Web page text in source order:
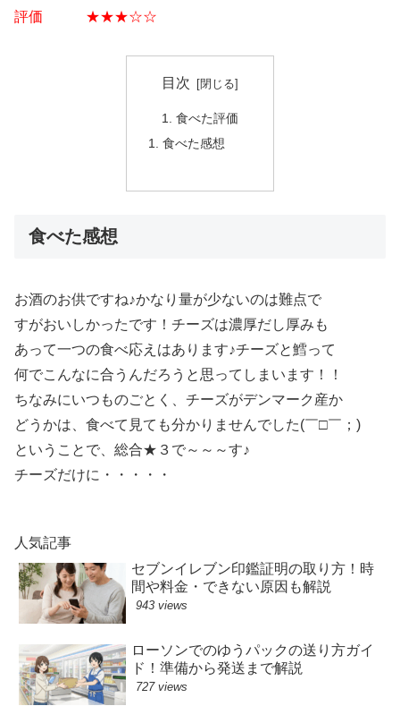
評価 ★★★☆☆
目次
食べた評価
食べた感想
食べた感想
お酒のお供ですね♪かなり量が少ないのは難点で
すがおいしかったです！チーズは濃厚だし厚みも
あって一つの食べ応えはあります♪チーズと鱈って
何でこんなに合うんだろうと思ってしまいます！！
ちなみにいつものごとく、チーズがデンマーク産か
どうかは、食べて見ても分かりませんでした(￣□￣；)
ということで、総合★３で～～～す♪
チーズだけに・・・・・
人気記事
セブンイレブン印鑑証明の取り方！時
間や料金・できない原因も解説
943 views
ローソンでのゆうパックの送り方ガイ
ド！準備から発送まで解説
727 views